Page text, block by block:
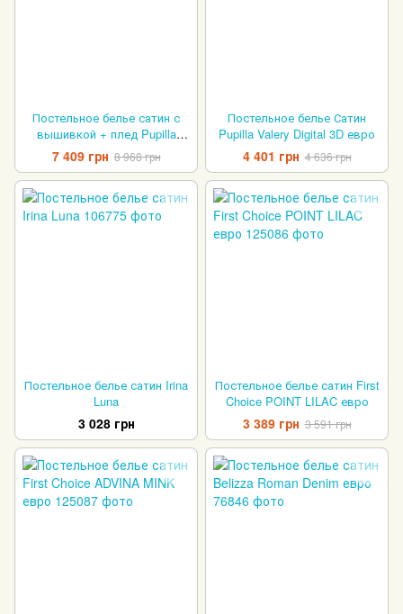
Постельное белье сатин с
вышивкой + плед Pupilla
Charlotte kiremit
7 409 грн 8 968 грн
Постельное белье Сатин
Pupilla Valery Digital 3D евро
4 401 грн 4 636 грн
Постельное белье сатин Irina
Luna
3 028 грн
Постельное белье сатин First
Choice POINT LILAC евро
3 389 грн 3 591 грн